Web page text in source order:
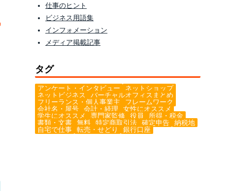
仕事のヒント
ビジネス用語集
インフォメーション
メディア掲載記事
タグ
アンケート・インタビュー
ネットショップ
ネットビジネス
バーチャルオフィスまとめ
フリーランス・個人事業主
フレームワーク
会社名・屋号
会計・経理
女性にオススメ
学生にオススメ
専門家監修 役員
所得・税金
書類・文書
無料 特定商取引法 確定申告
納税地
自宅で仕事
転売・せどり 銀行口座